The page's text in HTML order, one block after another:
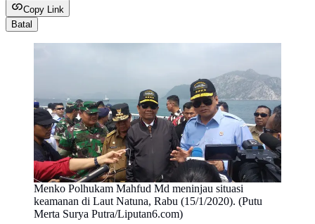
Copy Link
Batal
Menko Polhukam Mahfud Md meninjau situasi
keamanan di Laut Natuna, Rabu (15/1/2020). (Putu
Merta Surya Putra/Liputan6.com)